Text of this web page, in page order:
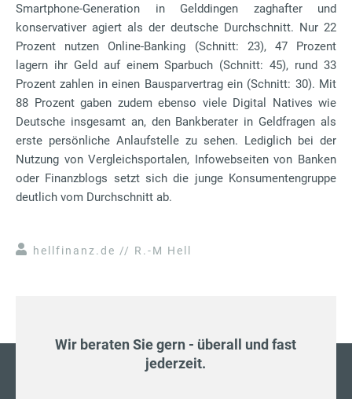
Smartphone-Generation in Gelddingen zaghafter und
konservativer agiert als der deutsche Durchschnitt. Nur 22
Prozent nutzen Online-Banking (Schnitt: 23), 47 Prozent
lagern ihr Geld auf einem Sparbuch (Schnitt: 45), rund 33
Prozent zahlen in einen Bausparvertrag ein (Schnitt: 30). Mit
88 Prozent gaben zudem ebenso viele Digital Natives wie
Deutsche insgesamt an, den Bankberater in Geldfragen als
erste persönliche Anlaufstelle zu sehen. Lediglich bei der
Nutzung von Vergleichsportalen, Infowebseiten von Banken
oder Finanzblogs setzt sich die junge Konsumentengruppe
deutlich vom Durchschnitt ab.
hellfinanz.de // R.-M Hell
Wir beraten Sie gern - überall und fast
jederzeit.